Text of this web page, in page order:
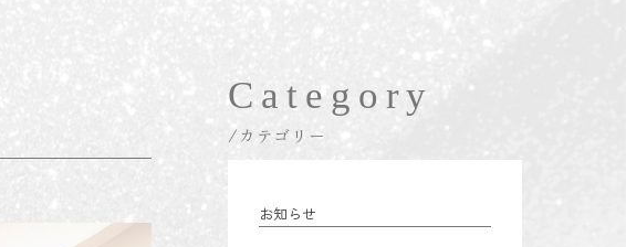
Category
/カテゴリー
お知らせ